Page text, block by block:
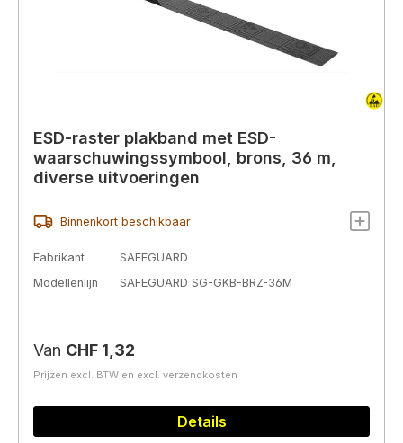
ESD-raster plakband met ESD-
waarschuwingssymbool, brons, 36 m,
diverse uitvoeringen
Binnenkort beschikbaar
Fabrikant
SAFEGUARD
Modellenlijn
SAFEGUARD SG-GKB-BRZ-36M
Normale prijs:
Van CHF 1,32
Prijzen excl. BTW en excl. verzendkosten
Details